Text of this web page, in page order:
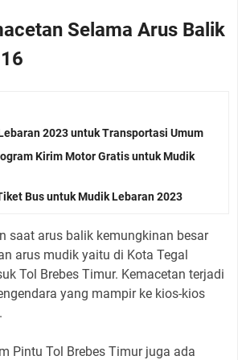
Selama Arus Balik
2023 untuk Transportasi Umum
Kirim Motor Gratis untuk Mudik
Bus untuk Mudik Lebaran 2023
saat arus balik kemungkinan besar
arus mudik yaitu di Kota Tegal
Tol Brebes Timur. Kemacetan terjadi
yang mampir ke kios-kios
Pintu Tol Brebes Timur juga ada